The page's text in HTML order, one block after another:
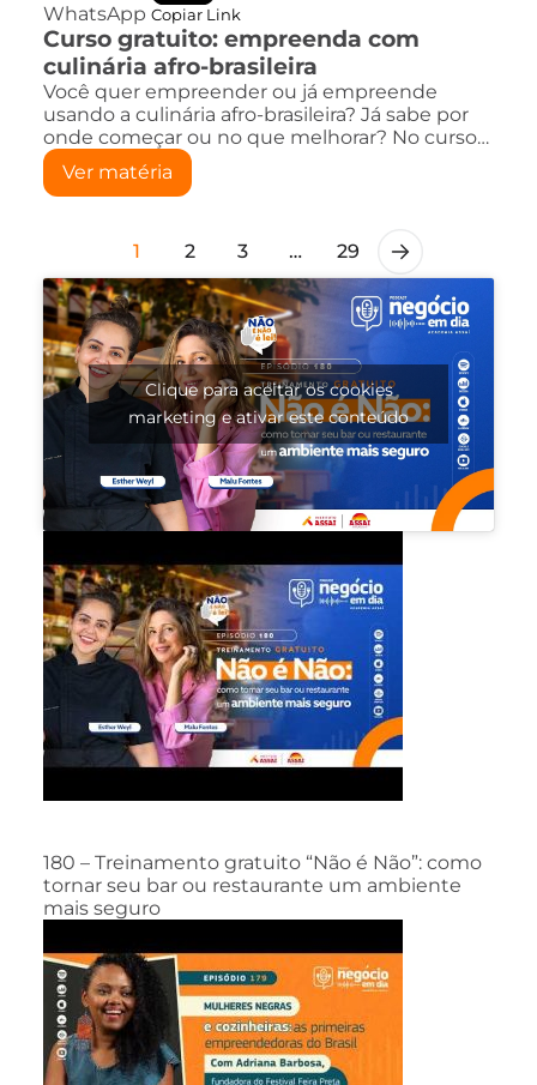
WhatsApp Copiar Link
Curso gratuito: empreenda com
culinária afro-brasileira
Você quer empreender ou já empreende
usando a culinária afro-brasileira? Já sabe por
onde começar ou no que melhorar? No curso…
Ver matéria
1 2 3 … 29
Clique para aceitar os cookies
marketing e ativar este conteúdo
180 – Treinamento gratuito “Não é Não”: como
tornar seu bar ou restaurante um ambiente
mais seguro